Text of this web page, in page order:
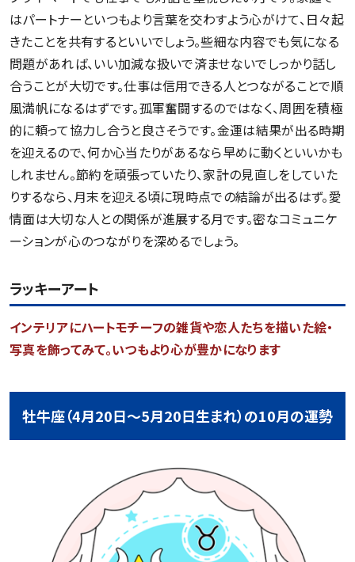
はパートナーといつもより言葉を交わすよう心がけて、日々起
きたことを共有するといいでしょう。些細な内容でも気になる
問題があれば、いい加減な扱いで済ませないでしっかり話し
合うことが大切です。仕事は信用できる人とつながることで順
風満帆になるはずです。孤軍奮闘するのではなく、周囲を積極
的に頼って協力し合うと良さそうです。金運は結果が出る時期
を迎えるので、何か心当たりがあるなら早めに動くといいかも
しれません。節約を頑張っていたり、家計の見直しをしていた
りするなら、月末を迎える頃に現時点での結論が出るはず。愛
情面は大切な人との関係が進展する月です。密なコミュニケ
ーションが心のつながりを深めるでしょう。
ラッキーアート
インテリアにハートモチーフの雑貨や恋人たちを描いた絵・
写真を飾ってみて。いつもより心が豊かになります
牡牛座（4月20日～5月20日生まれ）の10月の運勢